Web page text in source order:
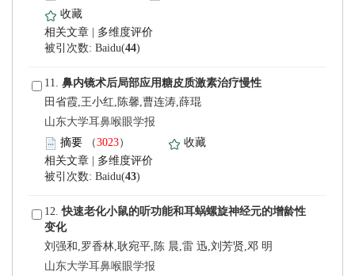
)
11.
田省霞,王小红,陈馨,曹连涛,薛琨
山东大学耳鼻喉眼学报
）
)
12.
刘强和,罗香林,耿宛平,陈 晨,雷 迅,刘芳贤,邓 明
山东大学耳鼻喉眼学报